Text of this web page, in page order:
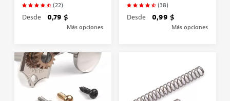
(22)
Desde 0,79 $
Más opciones
(38)
Desde 0,99 $
Más opciones